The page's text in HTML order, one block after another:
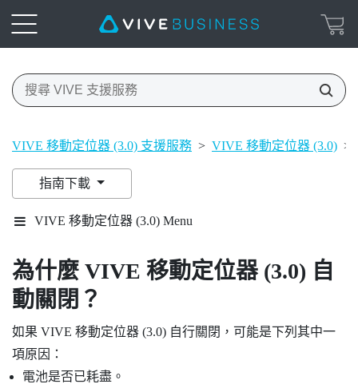
VIVE 移動定位器 (3.0) 支援服務 > VIVE 移動定位器 (3.0) >
指南下載
VIVE 移動定位器 (3.0) Menu
為什麼 VIVE 移動定位器 (3.0) 自
動關閉？
如果 VIVE 移動定位器 (3.0) 自行關閉，可能是下列其中一
項原因：
電池是否已耗盡。